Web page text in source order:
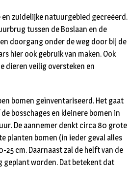
zuidelijke natuurgebied gecreëerd.
tussen de Boslaan en de
doorgang onder de weg door bij de
hier ook gebruik van maken. Ook
dieren veilig oversteken en
bomen geïnventariseerd. Het gaat
bosschages en kleinere bomen in
De aannemer denkt circa 80 grote
planten bomen (in ieder geval alles
cm. Daarnaast zal de helft van de
geplant worden. Dat betekent dat